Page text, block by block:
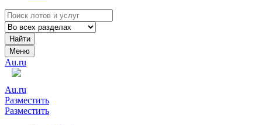
Найти
Меню
Au.ru
Au.ru
Разместить
Разместить